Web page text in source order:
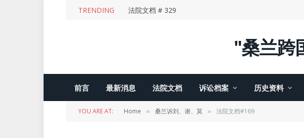
TRENDING 法院文档 # 329
"桑兰跨
前言 最新消息 法院文档 诉讼档案 历史资料
YOU ARE AT: Home » 桑兰诉刘、谢、莫 » 法院文档#169